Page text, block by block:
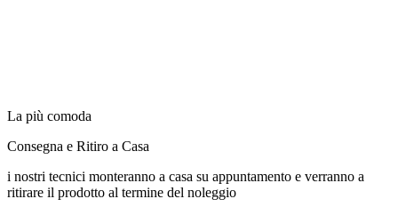
La più comoda
Consegna e Ritiro a Casa
i nostri tecnici monteranno a casa su appuntamento e verranno a
ritirare il prodotto al termine del noleggio